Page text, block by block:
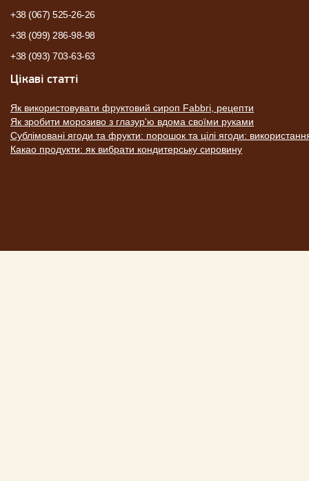
+38 (067) 525-26-26
+38 (099) 286-98-98
+38 (093) 703-63-63
Цікаві статті
Як використовувати фруктовий сироп Fabbri, рецепти
Як зробити морозиво з глазур'ю вдома своїми руками
Сублімовані ягоди та фрукти: порошок та цілі ягоди:
Какао продукти: як вибрати кондитерську сировину